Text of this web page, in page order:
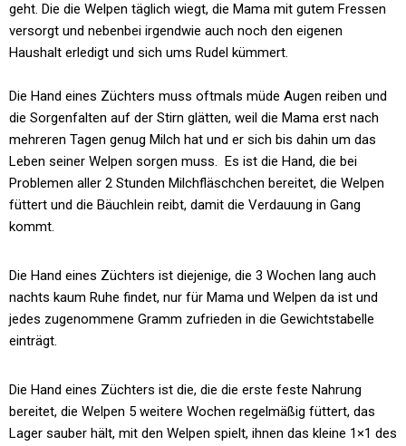
geht. Die die Welpen täglich wiegt, die Mama mit gutem Fressen
versorgt und nebenbei irgendwie auch noch den eigenen
Haushalt erledigt und sich ums Rudel kümmert.
Die Hand eines Züchters muss oftmals müde Augen reiben und
die Sorgenfalten auf der Stirn glätten, weil die Mama erst nach
mehreren Tagen genug Milch hat und er sich bis dahin um das
Leben seiner Welpen sorgen muss. Es ist die Hand, die bei
Problemen aller 2 Stunden Milchfläschchen bereitet, die Welpen
füttert und die Bäuchlein reibt, damit die Verdauung in Gang
kommt.
Die Hand eines Züchters ist diejenige, die 3 Wochen lang auch
nachts kaum Ruhe findet, nur für Mama und Welpen da ist und
jedes zugenommene Gramm zufrieden in die Gewichtstabelle
einträgt.
Die Hand eines Züchters ist die, die die erste feste Nahrung
bereitet, die Welpen 5 weitere Wochen regelmäßig füttert, das
Lager sauber hält, mit den Welpen spielt, ihnen das kleine 1×1 des